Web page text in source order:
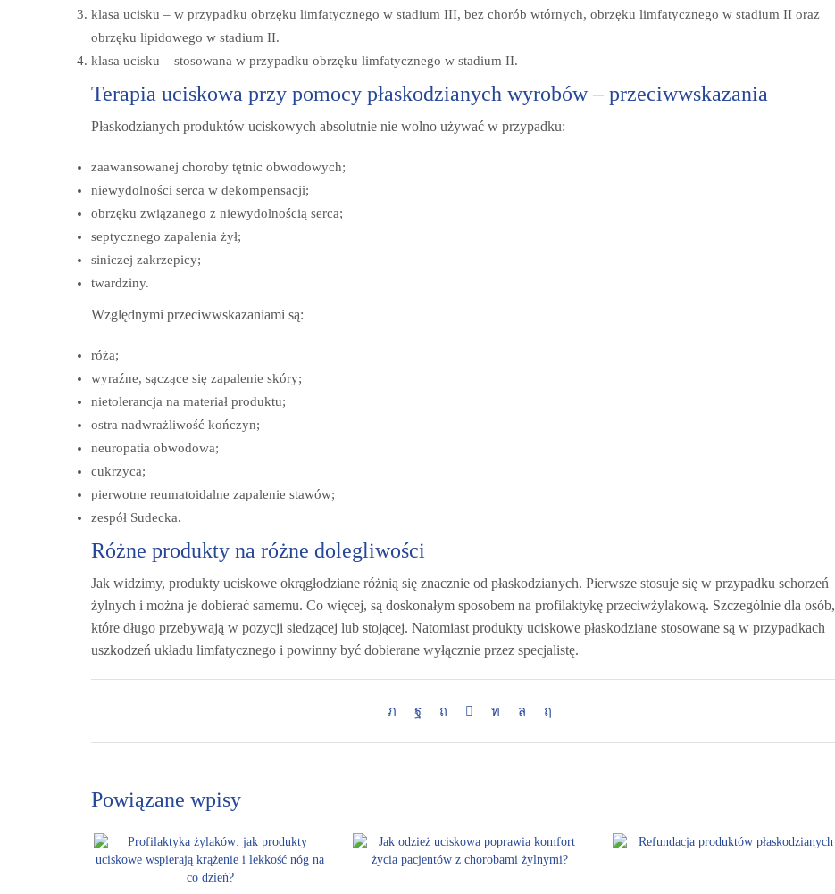
klasa ucisku – w przypadku obrzęku limfatycznego w stadium III, bez chorób wtórnych, obrzęku limfatycznego w stadium II oraz
obrzęku lipidowego w stadium II.
klasa ucisku – stosowana w przypadku obrzęku limfatycznego w stadium II.
Terapia uciskowa przy pomocy płaskodzianych wyrobów – przeciwwskazania
Płaskodzianych produktów uciskowych absolutnie nie wolno używać w przypadku:
zaawansowanej choroby tętnic obwodowych;
niewydolności serca w dekompensacji;
obrzęku związanego z niewydolnością serca;
septycznego zapalenia żył;
siniczej zakrzepicy;
twardziny.
Względnymi przeciwwskazaniami są:
róża;
wyraźne, sączące się zapalenie skóry;
nietolerancja na materiał produktu;
ostra nadwrażliwość kończyn;
neuropatia obwodowa;
cukrzyca;
pierwotne reumatoidalne zapalenie stawów;
zespół Sudecka.
Różne produkty na różne dolegliwości
Jak widzimy, produkty uciskowe okrągłodziane różnią się znacznie od płaskodzianych. Pierwsze stosuje się w przypadku schorzeń
żylnych i można je dobierać samemu. Co więcej, są doskonałym sposobem na profilaktykę przeciwżylakową. Szczególnie dla osób,
które długo przebywają w pozycji siedzącej lub stojącej. Natomiast produkty uciskowe płaskodziane stosowane są w przypadkach
uszkodzeń układu limfatycznego i powinny być dobierane wyłącznie przez specjalistę.
Powiązane wpisy